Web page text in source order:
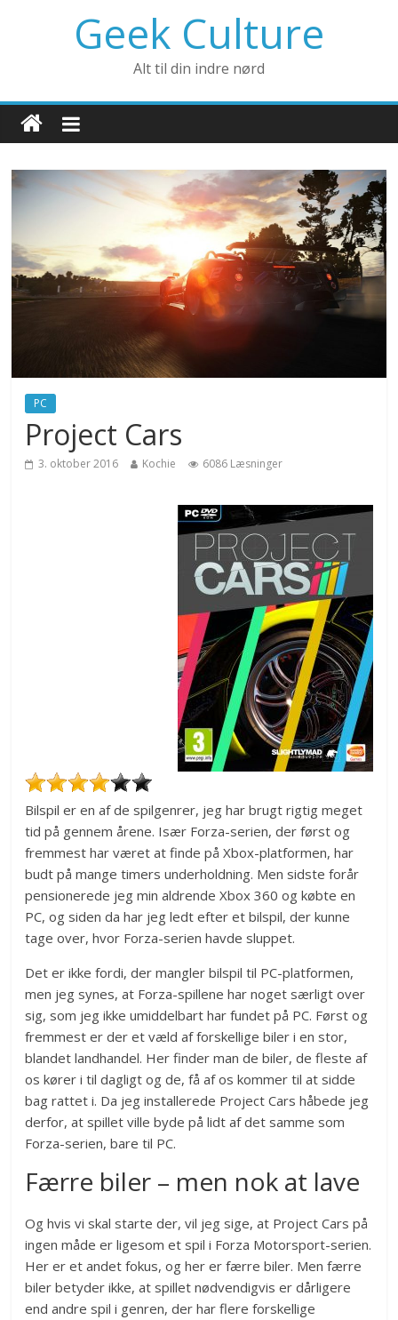
Geek Culture
Alt til din indre nørd
PC
Project Cars
3. oktober 2016 Kochie 6086 Læsninger
Bilspil er en af de spilgenrer, jeg har brugt rigtig meget
tid på gennem årene. Især Forza-serien, der først og
fremmest har været at finde på Xbox-platformen, har
budt på mange timers underholdning. Men sidste forår
pensionerede jeg min aldrende Xbox 360 og købte en
PC, og siden da har jeg ledt efter et bilspil, der kunne
tage over, hvor Forza-serien havde sluppet.
Det er ikke fordi, der mangler bilspil til PC-platformen,
men jeg synes, at Forza-spillene har noget særligt over
sig, som jeg ikke umiddelbart har fundet på PC. Først og
fremmest er der et væld af forskellige biler i en stor,
blandet landhandel. Her finder man de biler, de fleste af
os kører i til dagligt og de, få af os kommer til at sidde
bag rattet i. Da jeg installerede Project Cars håbede jeg
derfor, at spillet ville byde på lidt af det samme som
Forza-serien, bare til PC.
Færre biler – men nok at lave
Og hvis vi skal starte der, vil jeg sige, at Project Cars på
ingen måde er ligesom et spil i Forza Motorsport-serien.
Her er et andet fokus, og her er færre biler. Men færre
biler betyder ikke, at spillet nødvendigvis er dårligere
end andre spil i genren, der har flere forskellige